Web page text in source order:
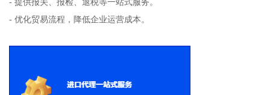
- 优化贸易流程，降低企业运营成本。